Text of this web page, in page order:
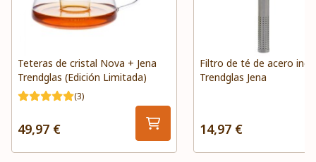
Teteras de cristal Nova + Jena
Trendglas (Edición Limitada)
(3)
49,97 €
Filtro de té de acero
Trendglas Jena
14,97 €